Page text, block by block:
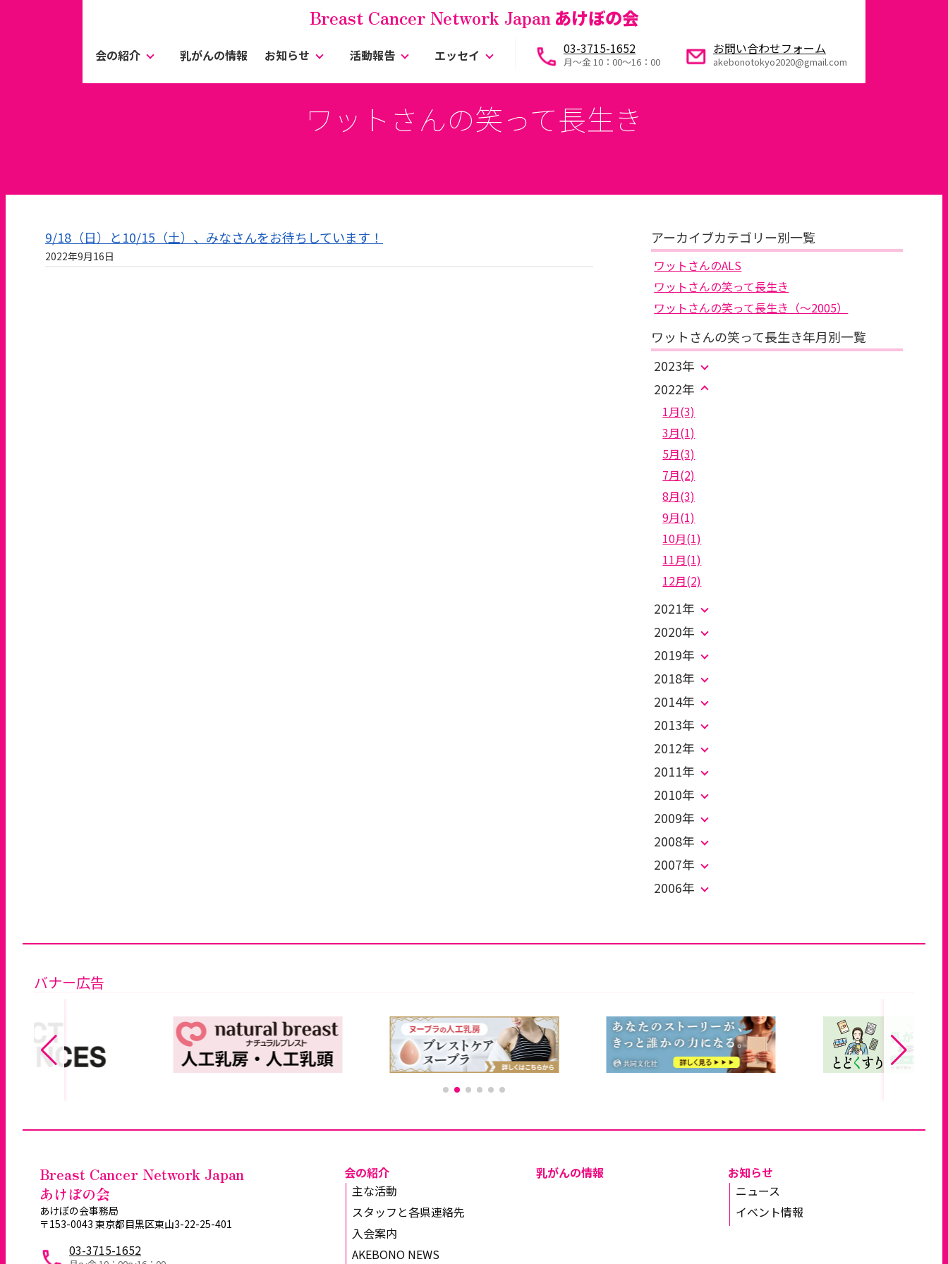
Breast Cancer Network Japan あけぼの会
会の紹介 乳がんの情報 お知らせ 活動報告 エッセイ 03-3715-1652
月～金 10：00〜16：00
お問い合わせフォーム
akebonotokyo2020@gmail.com
ワットさんの笑って長生き
9/18（日）と10/15（土）、みなさんをお待ちしています！
2022年9月16日
アーカイブカテゴリー別一覧
ワットさんのALS
ワットさんの笑って長生き
ワットさんの笑って長生き（～2005）
ワットさんの笑って長生き年月別一覧
2023年
2022年
1月(3)
3月(1)
5月(3)
7月(2)
8月(3)
9月(1)
10月(1)
11月(1)
12月(2)
2021年
2020年
2019年
2018年
2014年
2013年
2012年
2011年
2010年
2009年
2008年
2007年
2006年
バナー広告
Breast Cancer Network Japan
あけぼの会
あけぼの会事務局
〒153-0043 東京都目黒区東山3-22-25-401
03-3715-1652
会の紹介
主な活動
スタッフと各県連絡先
入会案内
AKEBONO NEWS
乳がんの情報
お知らせ
ニュース
イベント情報